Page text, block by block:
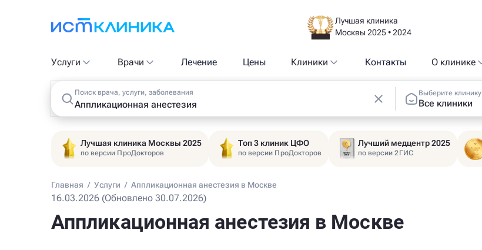
Лучшая клиника
Москвы 2025 • 2024
Услуги Врачи Лечение Цены Клиники Контакты О клинике
Поиск врача, услуги, заболевания Выберите клинику
Все клиники
Лучшая клиника Москвы 2025
по версии ПроДокторов
Топ 3 клиник ЦФО
по версии ПроДокторов
Лучший медцентр 2025
по версии 2ГИС
Главная / Услуги / Аппликационная анестезия в Москве
16.03.2026 (Обновлено 30.07.2026)
Аппликационная анестезия в Москве